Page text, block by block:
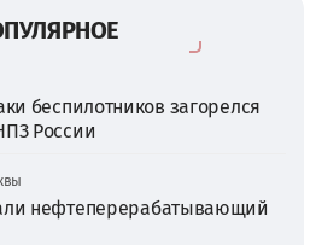
беспилотников загорелся
России
нефтеперерабатывающий